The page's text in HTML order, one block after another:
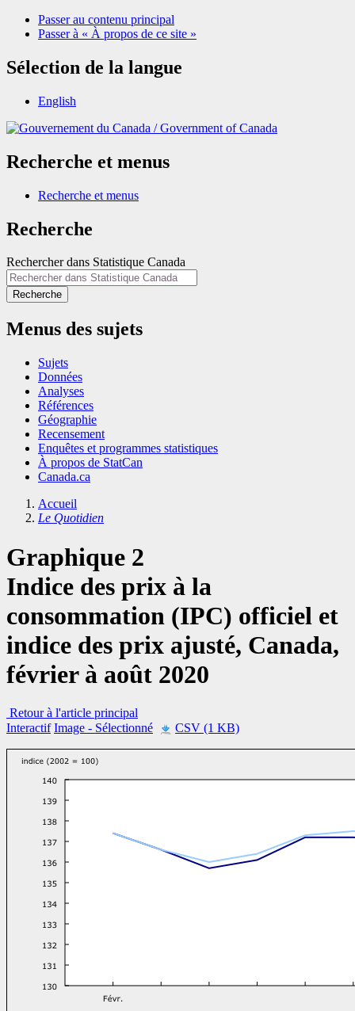
Passer au contenu principal
Passer à « À propos de ce site »
Sélection de la langue
English
/Government of Canada
Recherche et menus
Recherche et menus
Recherche
Rechercher dans Statistique Canada
Recherche
Menus des sujets
Sujets
Données
Analyses
Références
Géographie
Recensement
Enquêtes et programmes statistiques
À propos de StatCan
Canada.ca
Accueil
Le Quotidien
Graphique 2
Indice des prix à la
consommation (IPC) officiel et
indice des prix ajusté, Canada,
février à août 2020
Retour à l'article principal
Interactif Image - Sélectionné CSV (1 KB)